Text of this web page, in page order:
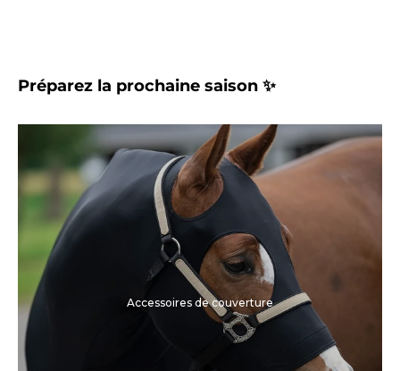
Préparez la prochaine saison ✨
Accessoires de couverture